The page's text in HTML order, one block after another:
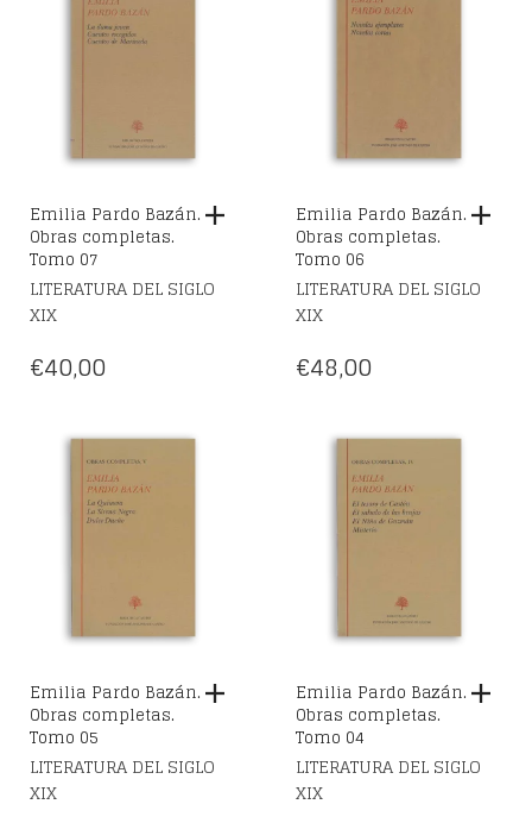
Emilia Pardo Bazán.
Obras completas.
Tomo 07
LITERATURA DEL SIGLO
XIX
€40,00
Emilia Pardo Bazán.
Obras completas.
Tomo 06
LITERATURA DEL SIGLO
XIX
€48,00
Emilia Pardo Bazán.
Obras completas.
Tomo 05
LITERATURA DEL SIGLO
XIX
Emilia Pardo Bazán.
Obras completas.
Tomo 04
LITERATURA DEL SIGLO
XIX